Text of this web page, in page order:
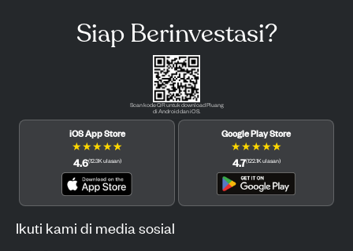
Siap Berinvestasi?
Scan kode QR untuk download Pluang
di Android dan iOS.
iOS App Store
★★★★★
4.6(12.3Kulasan)
Google Play Store
★★★★★
4.7(122.1Kulasan)
Ikuti kami di media sosial